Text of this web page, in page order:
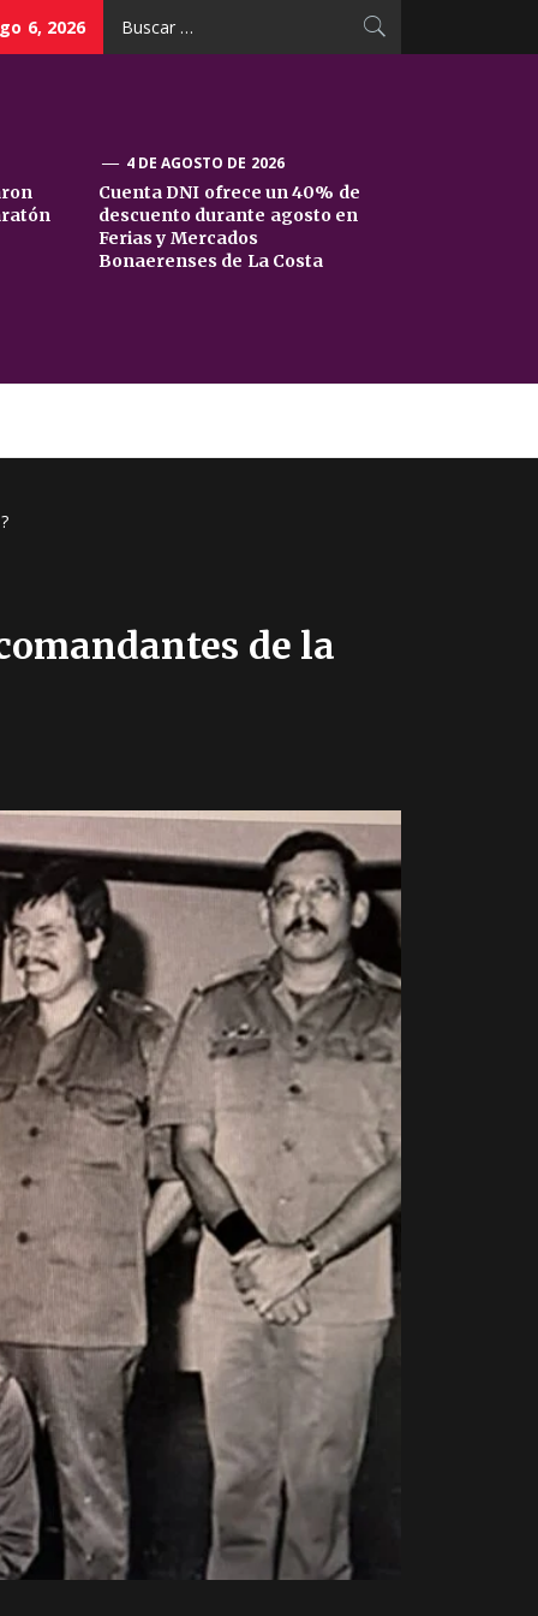
6, 2026
4 DE AGOSTO DE 2026
Cuenta DNI ofrece un 40% de
descuento durante agosto en
Ferias y Mercados
Bonaerenses de La Costa
de la